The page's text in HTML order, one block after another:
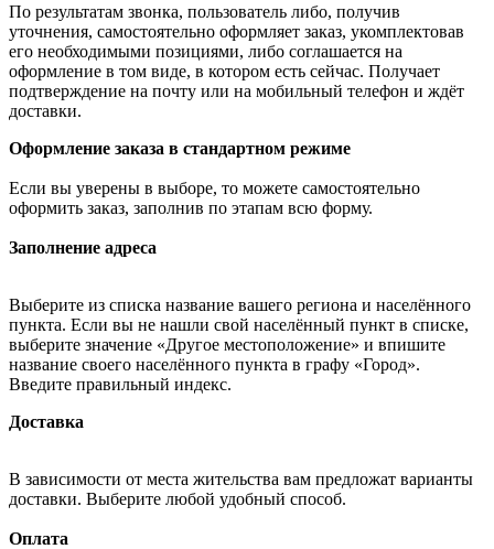
По результатам звонка, пользователь либо, получив
уточнения, самостоятельно оформляет заказ, укомплектовав
его необходимыми позициями, либо соглашается на
оформление в том виде, в котором есть сейчас. Получает
подтверждение на почту или на мобильный телефон и ждёт
доставки.
Оформление заказа в стандартном режиме
Если вы уверены в выборе, то можете самостоятельно
оформить заказ, заполнив по этапам всю форму.
Заполнение адреса
Выберите из списка название вашего региона и населённого
пункта. Если вы не нашли свой населённый пункт в списке,
выберите значение «Другое местоположение» и впишите
название своего населённого пункта в графу «Город».
Введите правильный индекс.
Доставка
В зависимости от места жительства вам предложат варианты
доставки. Выберите любой удобный способ.
Оплата